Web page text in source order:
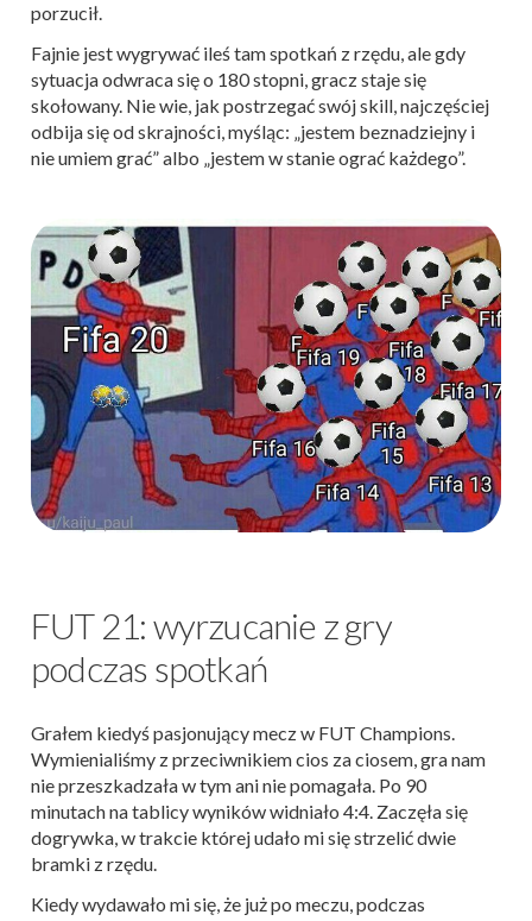
porzucił.
Fajnie jest wygrywać ileś tam spotkań z rzędu, ale gdy
sytuacja odwraca się o 180 stopni, gracz staje się
skołowany. Nie wie, jak postrzegać swój skill, najczęściej
odbija się od skrajności, myśląc: „jestem beznadziejny i
nie umiem grać” albo „jestem w stanie ograć każdego”.
FUT 21: wyrzucanie z gry
podczas spotkań
Grałem kiedyś pasjonujący mecz w FUT Champions.
Wymienialiśmy z przeciwnikiem cios za ciosem, gra nam
nie przeszkadzała w tym ani nie pomagała. Po 90
minutach na tablicy wyników widniało 4:4. Zaczęła się
dogrywka, w trakcie której udało mi się strzelić dwie
bramki z rzędu.
Kiedy wydawało mi się, że już po meczu, podczas